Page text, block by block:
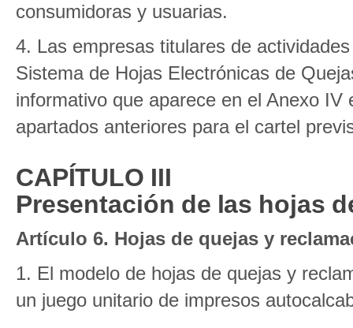
consumidoras y usuarias.
4. Las empresas titulares de
Sistema de Hojas Electrónicas de
informativo que aparece en el Anexo
apartados anteriores para el cartel
CAPÍTULO III
Presentación de las hojas
Artículo 6. Hojas de quejas y
1. El modelo de hojas de quejas y
un juego unitario de impresos